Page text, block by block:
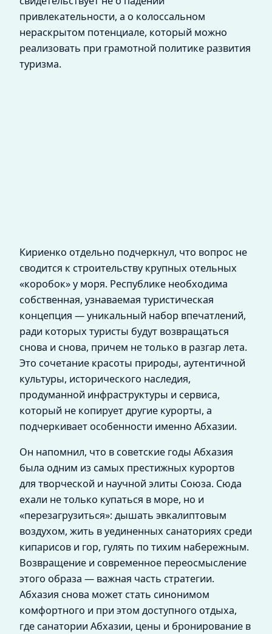
привлекательности, а о колоссальном
нераскрытом потенциале, который можно
реализовать при грамотной политике развития
туризма.
Кириенко отдельно подчеркнул, что вопрос не
сводится к строительству крупных отельных
«коробок» у моря. Республике необходима
собственная, узнаваемая туристическая
концепция — уникальный набор впечатлений,
ради которых туристы будут возвращаться
снова и снова, причем не только в разгар лета.
Это сочетание красоты природы, аутентичной
культуры, исторического наследия,
продуманной инфраструктуры и сервиса,
который не копирует другие курорты, а
подчеркивает особенности именно Абхазии.
Он напомнил, что в советские годы Абхазия
была одним из самых престижных курортов
для творческой и научной элиты Союза. Сюда
ехали не только купаться в море, но и
«перезагрузиться»: дышать эвкалиптовым
воздухом, жить в уединенных санаториях среди
кипарисов и гор, гулять по тихим набережным.
Возвращение и современное переосмысление
этого образа — важная часть стратегии.
Абхазия снова может стать синонимом
комфортного и при этом доступного отдыха,
где санатории Абхазии, цены и бронирование в